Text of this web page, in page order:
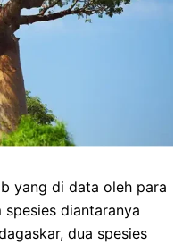
yang di data oleh para
diantaranya
dua spesies